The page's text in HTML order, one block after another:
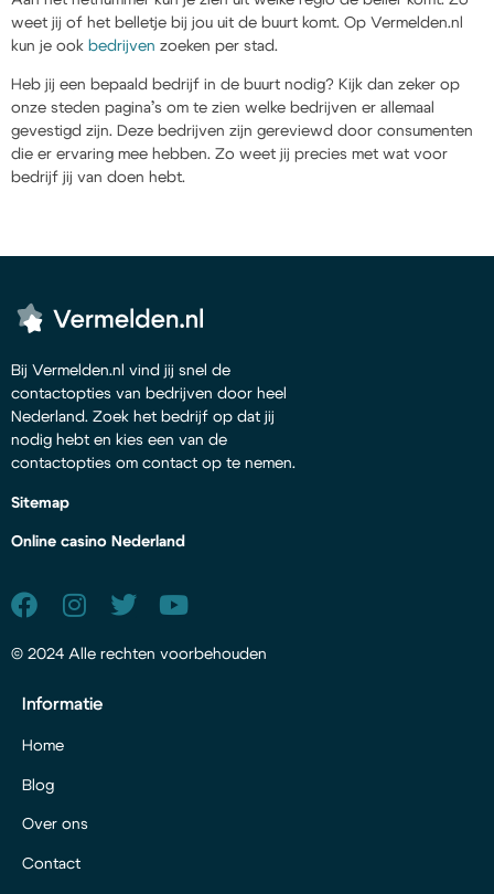
weet jij of het belletje bij jou uit de buurt komt. Op Vermelden.nl
kun je ook bedrijven zoeken per stad.
Heb jij een bepaald bedrijf in de buurt nodig? Kijk dan zeker op
onze steden pagina’s om te zien welke bedrijven er allemaal
gevestigd zijn. Deze bedrijven zijn gereviewd door consumenten
die er ervaring mee hebben. Zo weet jij precies met wat voor
bedrijf jij van doen hebt.
Bij Vermelden.nl vind jij snel de
contactopties van bedrijven door heel
Nederland. Zoek het bedrijf op dat jij
nodig hebt en kies een van de
contactopties om contact op te nemen.
Sitemap
Online casino Nederland
© 2024 Alle rechten voorbehouden
Informatie
Home
Blog
Over ons
Contact